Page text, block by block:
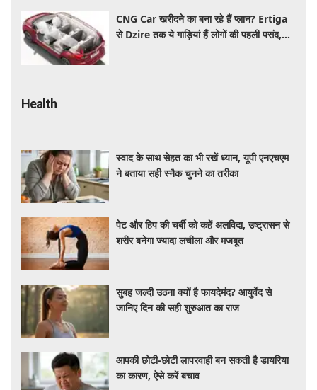
CNG Car खरीदने का बना रहे हैं प्लान? Ertiga
से Dzire तक ये गाड़ियां हैं लोगों की पहली पसंद,
Health
स्वाद के साथ सेहत का भी रखें ध्यान, यूपी एनएचएम
ने बताया सही स्नैक चुनने का तरीका
पेट और हिप की चर्बी को कहें अलविदा, उष्ट्रासन से
शरीर बनेगा ज्यादा लचीला और मजबूत
सुबह जल्दी उठना क्यों है फायदेमंद? आयुर्वेद से
जानिए दिन की सही शुरुआत का राज
आपकी छोटी-छोटी लापरवाही बन सकती है डायरिया
का कारण, ऐसे करें बचाव